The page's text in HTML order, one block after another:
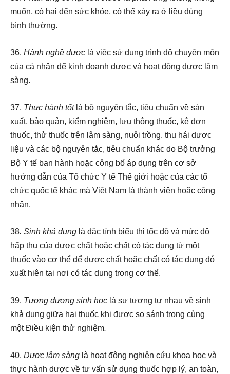
muốn, có hại đến sức khỏe, có thể xảy ra ở liều dùng
bình thường.
36. Hành nghề dược là việc sử dụng trình độ chuyên môn
của cá nhân để kinh doanh dược và hoạt động dược lâm
sàng.
37. Thực hành tốtlà bộ nguyên tắc, tiêu chuẩn về sản
xuất, bảo quản, kiểm nghiệm, lưu thông thuốc, kê đơn
thuốc, thử thuốc trên lâm sàng, nuôi trồng, thu hái dược
liệu và các bộ nguyên tắc, tiêu chuẩn khác do Bộ trưởng
Bộ Y tế ban hành hoặc công bố áp dụng trên cơ sở
hướng dẫn của Tổ chức Y tế Thế giới hoặc của các tổ
chức quốc tế khác mà Việt Nam là thành viên hoặc công
nhận.
38. Sinh khả dụng là đặc tính biểu thị tốc độ và mức độ
hấp thu của dược chất hoặc chất có tác dụng từ một
thuốc vào cơ thể để dược chất hoặc chất có tác dụng đó
xuất hiện tại nơi có tác dụng trong cơ thể.
39. Tương đương sinh học là sự tương tự nhau về sinh
khả dụng giữa hai thuốc khi được so sánh trong cùng
một Điều kiện thử nghiệm.
40. Dược lâm sàng là hoạt động nghiên cứu khoa học và
thực hành dược về tư vấn sử dụng thuốc hợp lý, an toàn,